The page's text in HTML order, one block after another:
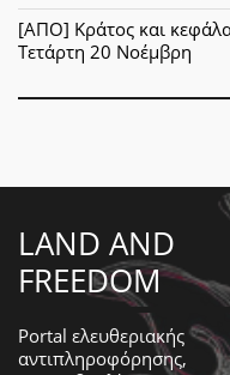
[ΑΠΟ] Κράτος και
Τετάρτη 20 Νοέμβρη
LAND AND
FREEDOM
Portal ελευθεριακής
αντιπληροφόρησης,